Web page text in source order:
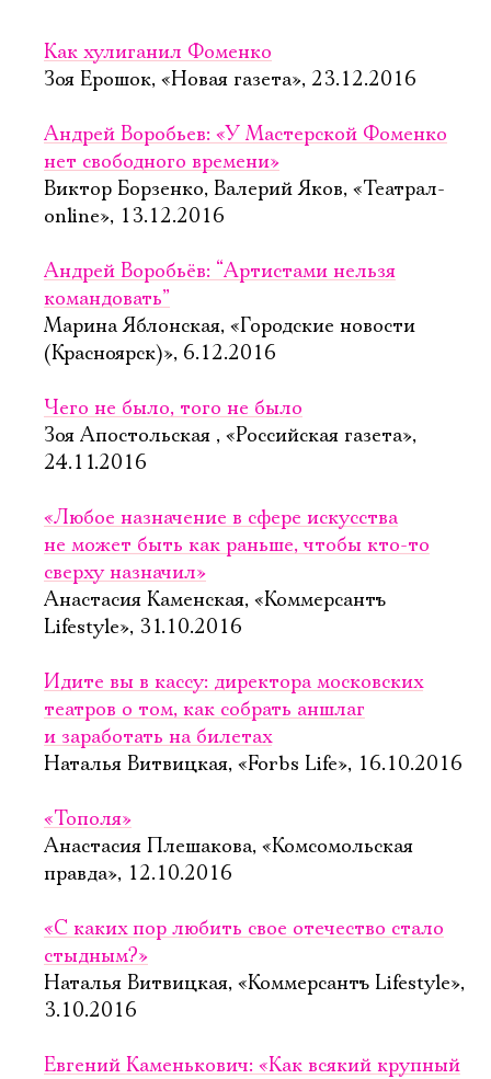
Как хулиганил Фоменко
Зоя Ерошок, «Новая газета», 23.12.2016
Андрей Воробьев: «У Мастерской Фоменко
нет свободного времени»
Виктор Борзенко, Валерий Яков, «Театрал-
online», 13.12.2016
Андрей Воробьёв: “Артистами нельзя
командовать”
Марина Яблонская, «Городские новости
(Красноярск)», 6.12.2016
Чего не было, того не было
Зоя Апостольская , «Российская газета»,
24.11.2016
«Любое назначение в сфере искусства
не может быть как раньше, чтобы кто-то
сверху назначил»
Анастасия Каменская, «Коммерсантъ
Lifestyle», 31.10.2016
Идите вы в кассу: директора московских
театров о том, как собрать аншлаг
и заработать на билетах
Наталья Витвицкая, «Forbs Life», 16.10.2016
«Тополя»
Анастасия Плешакова, «Комсомольская
правда», 12.10.2016
«С каких пор любить свое отечество стало
стыдным?»
Наталья Витвицкая, «Коммерсантъ Lifestyle»,
3.10.2016
Евгений Каменькович: «Как всякий крупный
Электропочта
Имя
Ознакомиться